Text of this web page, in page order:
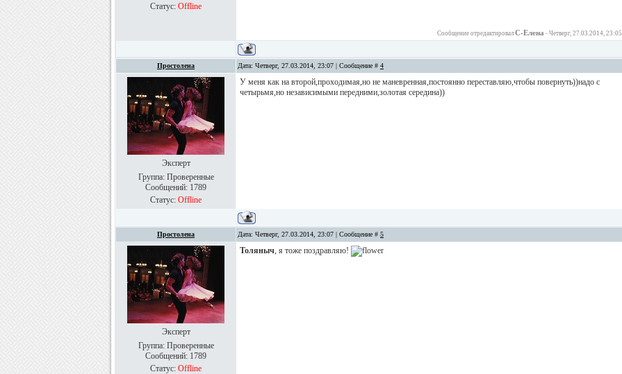
Статус: Offline
Сообщение отредактировал С-Елена - Четверг, 27.03.2014, 23:05
Простолена Дата: Четверг, 27.03.2014, 23:07 | Сообщение # 4
Эксперт
Группа: Проверенные
Сообщений: 1789
Статус: Offline
У меня как на второй,проходимая,но не маневренная,постоянно переставляю,чтобы повернуть))надо с
четырьмя,но независимыми передними,золотая середина))
Простолена Дата: Четверг, 27.03.2014, 23:07 | Сообщение # 5
Эксперт
Группа: Проверенные
Сообщений: 1789
Статус: Offline
Толяныч, я тоже поздравляю!